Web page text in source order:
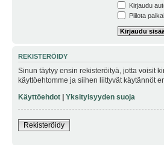
Kirjaudu
Piilota
REKISTERÖIDY
Sinun täytyy ensin rekisteröityä, jotta voisit
käyttöehtomme ja siihen liittyvät käytännöt
Käyttöehdot | Yksityisyyden suoja
Rekisteröidy